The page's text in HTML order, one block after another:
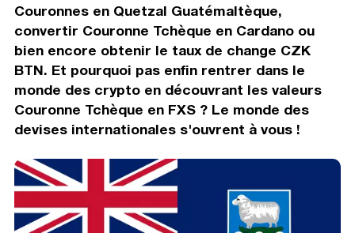
Couronnes en Quetzal Guatémaltèque,
convertir Couronne Tchèque en Cardano ou
bien encore obtenir le taux de change CZK
BTN. Et pourquoi pas enfin rentrer dans le
monde des crypto en découvrant les valeurs
Couronne Tchèque en FXS ? Le monde des
devises internationales s'ouvrent à vous !